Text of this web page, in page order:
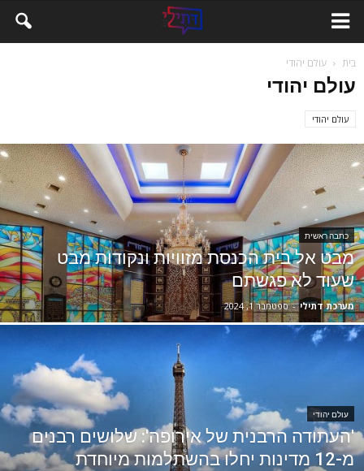
בית עולם יהודי
עולם יהודי
עולם יהודי
כתבה ראשית
מבט אל בית הכנסת מזוויות ונקודות מבט
שעוד לא פגשתם
מערכת דתילי - ספטמבר 1, 2024
עולם יהודי
'העתודה הרבנית של אירופה': שלושים רבנים
מ-12 מדינות יחלו בהשתלמות מיוחדת